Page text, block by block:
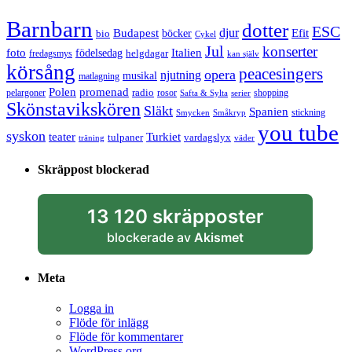
Barnbarn bio Budapest böcker Cykel djur dotter Efit ESC
foto fredagsmys födelsedag helgdagar Italien Jul kan själv konserter
körsång matlagning musikal njutning opera peacesingers
pelargoner Polen promenad radio rosor Safta & Sylta serier shopping
Skönstavikskören Släkt Smycken Småkryp Spanien stickning
syskon teater träning tulpaner Turkiet vardagslyx väder you tube
Skräppost blockerad
13 120 skräpposter
blockerade av Akismet
Meta
Logga in
Flöde för inlägg
Flöde för kommentarer